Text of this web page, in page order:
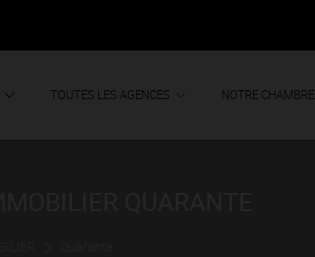
TOUTES LES AGENCES NOTRE CHAMBRE